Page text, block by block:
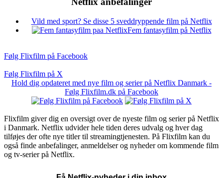
Vild med sport? Se disse 5 sveddryppende film på Netflix
Fem fantasyfilm på Netflix
Følg Flixfilm på Facebook
Følg Flixfilm på X
Hold dig opdateret med nye film og serier på Netflix Danmark -
Følg Flixfilm.dk på Facebook
Flixfilm giver dig en oversigt over de nyeste film og serier på Netflix
i Danmark. Netflix udvider hele tiden deres udvalg og hver dag
tilføjes der ofte nye titler til streamingtjenesten. På Flixfilm kan du
også finde anbefalinger, anmeldelser og nyheder om kommende film
og tv-serier på Netflix.